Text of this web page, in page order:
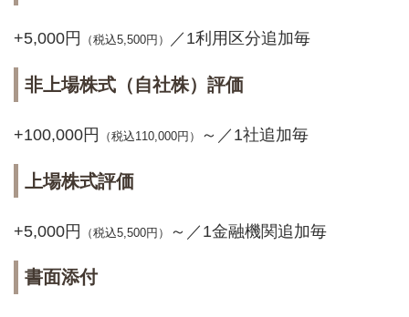
+5,000円 （税込5,500円） ／1利用区分追加毎
非上場株式（自社株）評価
+100,000円 （税込110,000円） ～／1社追加毎
上場株式評価
+5,000円 （税込5,500円） ～／1金融機関追加毎
書面添付